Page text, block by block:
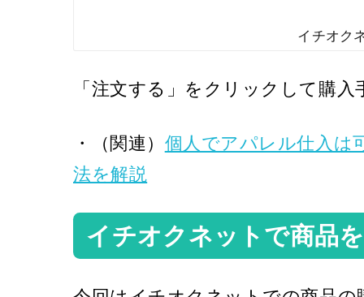
イチオク
「注文する」をクリックして購
・（関連） 個人でアパレル仕入は
法を解説
イチオクネットで商品